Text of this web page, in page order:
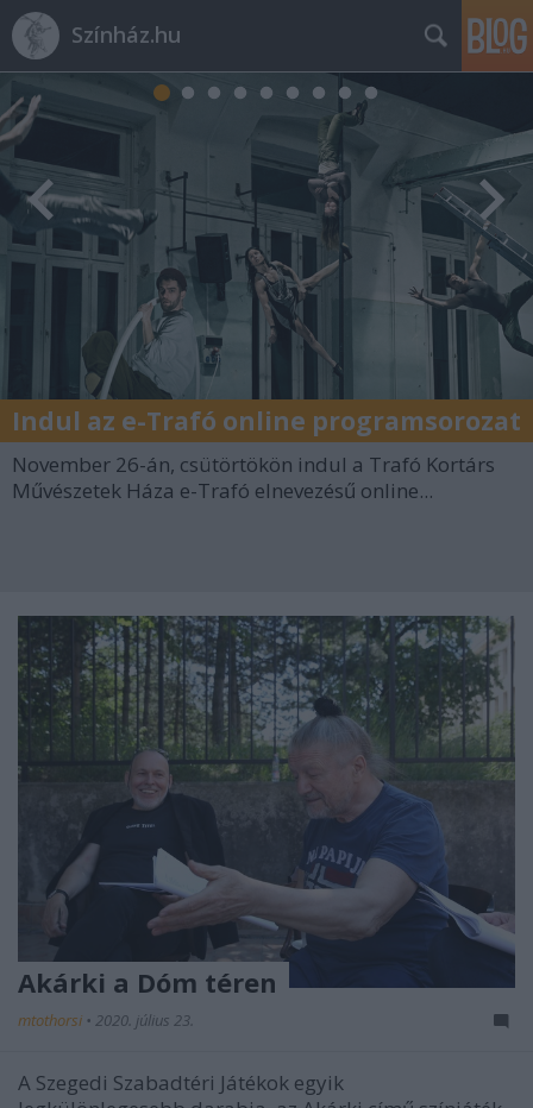
Színház.hu
Indul az e-Trafó online programsorozat
November 26-án, csütörtökön indul a Trafó Kortárs
Művészetek Háza e-Trafó elnevezésű online...
Akárki a Dóm téren
mtothorsi • 2020. július 23.
A Szegedi Szabadtéri Játékok egyik